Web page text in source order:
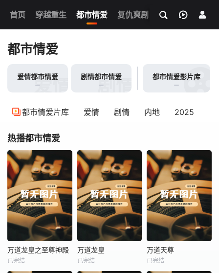
首页 穿越重生 都市情爱 复仇爽剧 玄幻武侠 奇幻
我的观影记录
都市情爱
爱情都市情爱
爱情都市情爱
剧情都市情爱
剧情都市情爱
都市情爱影片库
都市情爱片库 爱情 剧情 内地 2025
热播都市情爱
热播
万道龙皇之至尊神殿
已完结
热播
万道龙皇
万道龙皇
已完结
热播
万道天尊
万道天尊
已完结